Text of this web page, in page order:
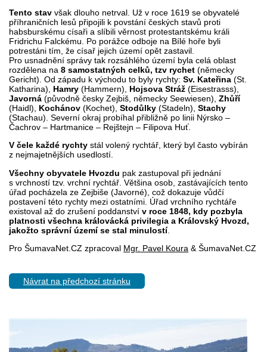
Tento stav však dlouho netrval. Už v roce 1619 se obyvatelé
příhraničních lesů připojili k povstání českých stavů proti
habsburskému císaři a slíbili věrnost protestantskému králi
Fridrichu Falckému. Po porážce odboje na Bílé hoře byli
potrestáni tím, že císař jejich území opět zastavil.
Pro usnadnění správy tak rozsáhlého území byla celá oblast
rozdělena na 8 samostatných celků, tzv rychet (německy
Gericht). Od západu k východu to byly rychty: Sv. Kateřina (St.
Katharina), Hamry (Hammern), Hojsova Stráž (Eisestrasss),
Javorná (původně česky Zejbiš, německy Seewiesen), Zhůří
(Haidl), Kochánov (Kochet), Stodůlky (Stadeln), Stachy
(Stachau). Severní okraj probíhal přibližně po linii Nýrsko –
Čachrov – Hartmanice – Rejštejn – Filipova Huť.
V čele každé rychty stál volený rychtář, který byl často vybírán
z nejmajetnějších usedlostí.
Všechny obyvatele Hvozdu pak zastupoval při jednání
s vrchností tzv. vrchní rychtář. Většina osob, zastávajících tento
úřad pocházela ze Zejbiše (Javorné), což dokazuje vůdčí
postavení této rychty mezi ostatními. Úřad vrchního rychtáře
existoval až do zrušení poddanství v roce 1848, kdy pozbyla
platnosti všechna královácká privilegia a Královský Hvozd,
jakožto správní území se stal minulostí.
Pro ŠumavaNet.CZ zpracoval Mgr. Pavel Koura & ŠumavaNet.CZ
Návrat na předchozí stránku